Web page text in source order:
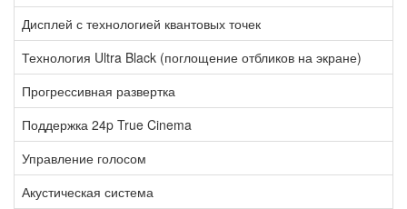
Дисплей с технологией квантовых точек
Технология Ultra Black (поглощение отбликов на экране)
Прогрессивная развертка
Поддержка 24p True Cinema
Управление голосом
Акустическая система